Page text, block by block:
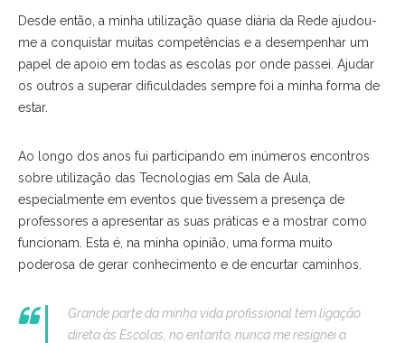
Desde então, a minha utilização quase diária da Rede ajudou-
me a conquistar muitas competências e a desempenhar um
papel de apoio em todas as escolas por onde passei. Ajudar
os outros a superar dificuldades sempre foi a minha forma de
estar.
Ao longo dos anos fui participando em inúmeros encontros
sobre utilização das Tecnologias em Sala de Aula,
especialmente em eventos que tivessem a presença de
professores a apresentar as suas práticas e a mostrar como
funcionam. Esta é, na minha opinião, uma forma muito
poderosa de gerar conhecimento e de encurtar caminhos.
Grande parte da minha vida profissional tem ligação
direta às Escolas, no entanto, nunca me resignei a